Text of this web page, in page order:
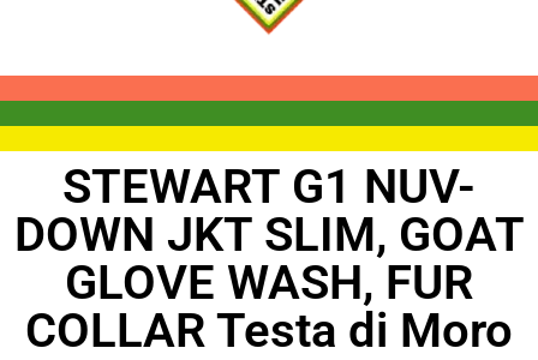
STEWART G1 NUV-
DOWN JKT SLIM, GOAT
GLOVE WASH, FUR
COLLAR Testa di Moro